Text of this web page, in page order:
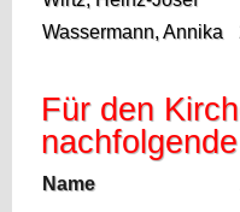
Wassermann, Annika
Für den
Name